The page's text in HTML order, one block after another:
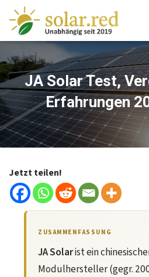
springen
JA Solar Test,
Erfahrungen
Jetzt teilen!
ZUSAMMENFASSUNG
JA Solarist ein
Modulhersteller (gegr.